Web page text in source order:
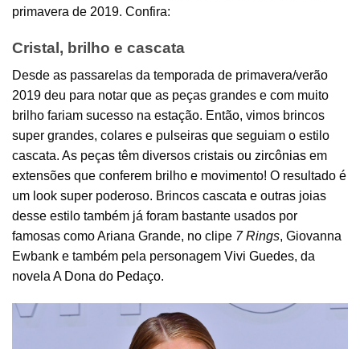
primavera de 2019. Confira:
Cristal, brilho e cascata
Desde as passarelas da temporada de primavera/verão
2019 deu para notar que as peças grandes e com muito
brilho fariam sucesso na estação. Então, vimos brincos
super grandes, colares e pulseiras que seguiam o estilo
cascata. As peças têm diversos cristais ou zircônias em
extensões que conferem brilho e movimento! O resultado é
um look super poderoso. Brincos cascata e outras joias
desse estilo também já foram bastante usados por
famosas como Ariana Grande, no clipe 7 Rings, Giovanna
Ewbank e também pela personagem Vivi Guedes, da
novela A Dona do Pedaço.